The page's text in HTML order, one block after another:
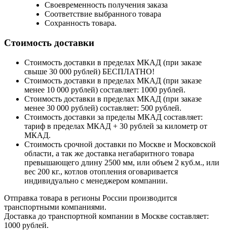
Своевременность получения заказа
Соответствие выбранного товара
Сохранность товара.
Стоимость доставки
Стоимость доставки в пределах МКАД (при заказе
свыше 30 000 рублей) БЕСПЛАТНО!
Стоимость доставки в пределах МКАД (при заказе
менее 10 000 рублей) составляет: 1000 рублей.
Стоимость доставки в пределах МКАД (при заказе
менее 30 000 рублей) составляет: 500 рублей.
Стоимость доставки за пределы МКАД составляет:
тариф в пределах МКАД + 30 рублей за километр от
МКАД.
Стоимость срочной доставки по Москве и Московской
области, а так же доставка негабаритного товара
превышающего длину 2500 мм, или объем 2 куб.м., или
вес 200 кг., котлов отопления оговаривается
индивидуально с менеджером компании.
Отправка товара в регионы России производится
транспортными компаниями.
Доставка до транспортной компании в Москве составляет:
1000 рублей.